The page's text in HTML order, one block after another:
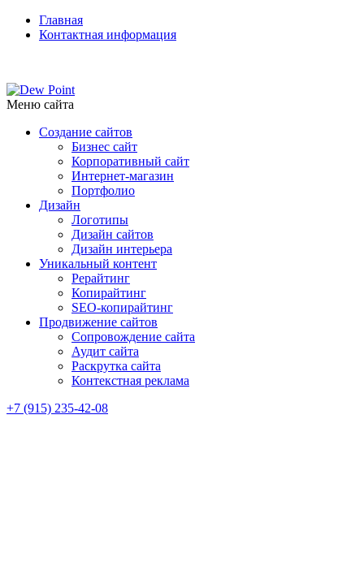
Главная
Контактная информация
Меню сайта
Создание сайтов
Бизнес сайт
Корпоративный сайт
Интернет-магазин
Портфолио
Дизайн
Логотипы
Дизайн сайтов
Дизайн интерьера
Уникальный контент
Рерайтинг
Копирайтинг
SEO-копирайтинг
Продвижение сайтов
Сопровождение сайта
Аудит сайта
Раскрутка сайта
Контекстная реклама
+7 (915) 235-42-08